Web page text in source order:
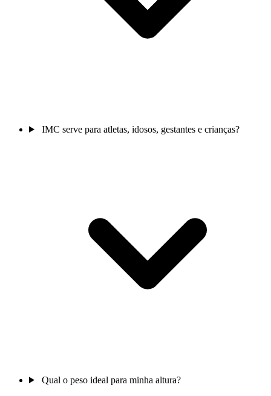
IMC serve para atletas, idosos, gestantes e crianças?
Qual o peso ideal para minha altura?